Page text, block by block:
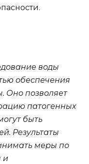
воды
обеспечения
Оно позволяет
патогенных
быть
Результаты
меры по
и